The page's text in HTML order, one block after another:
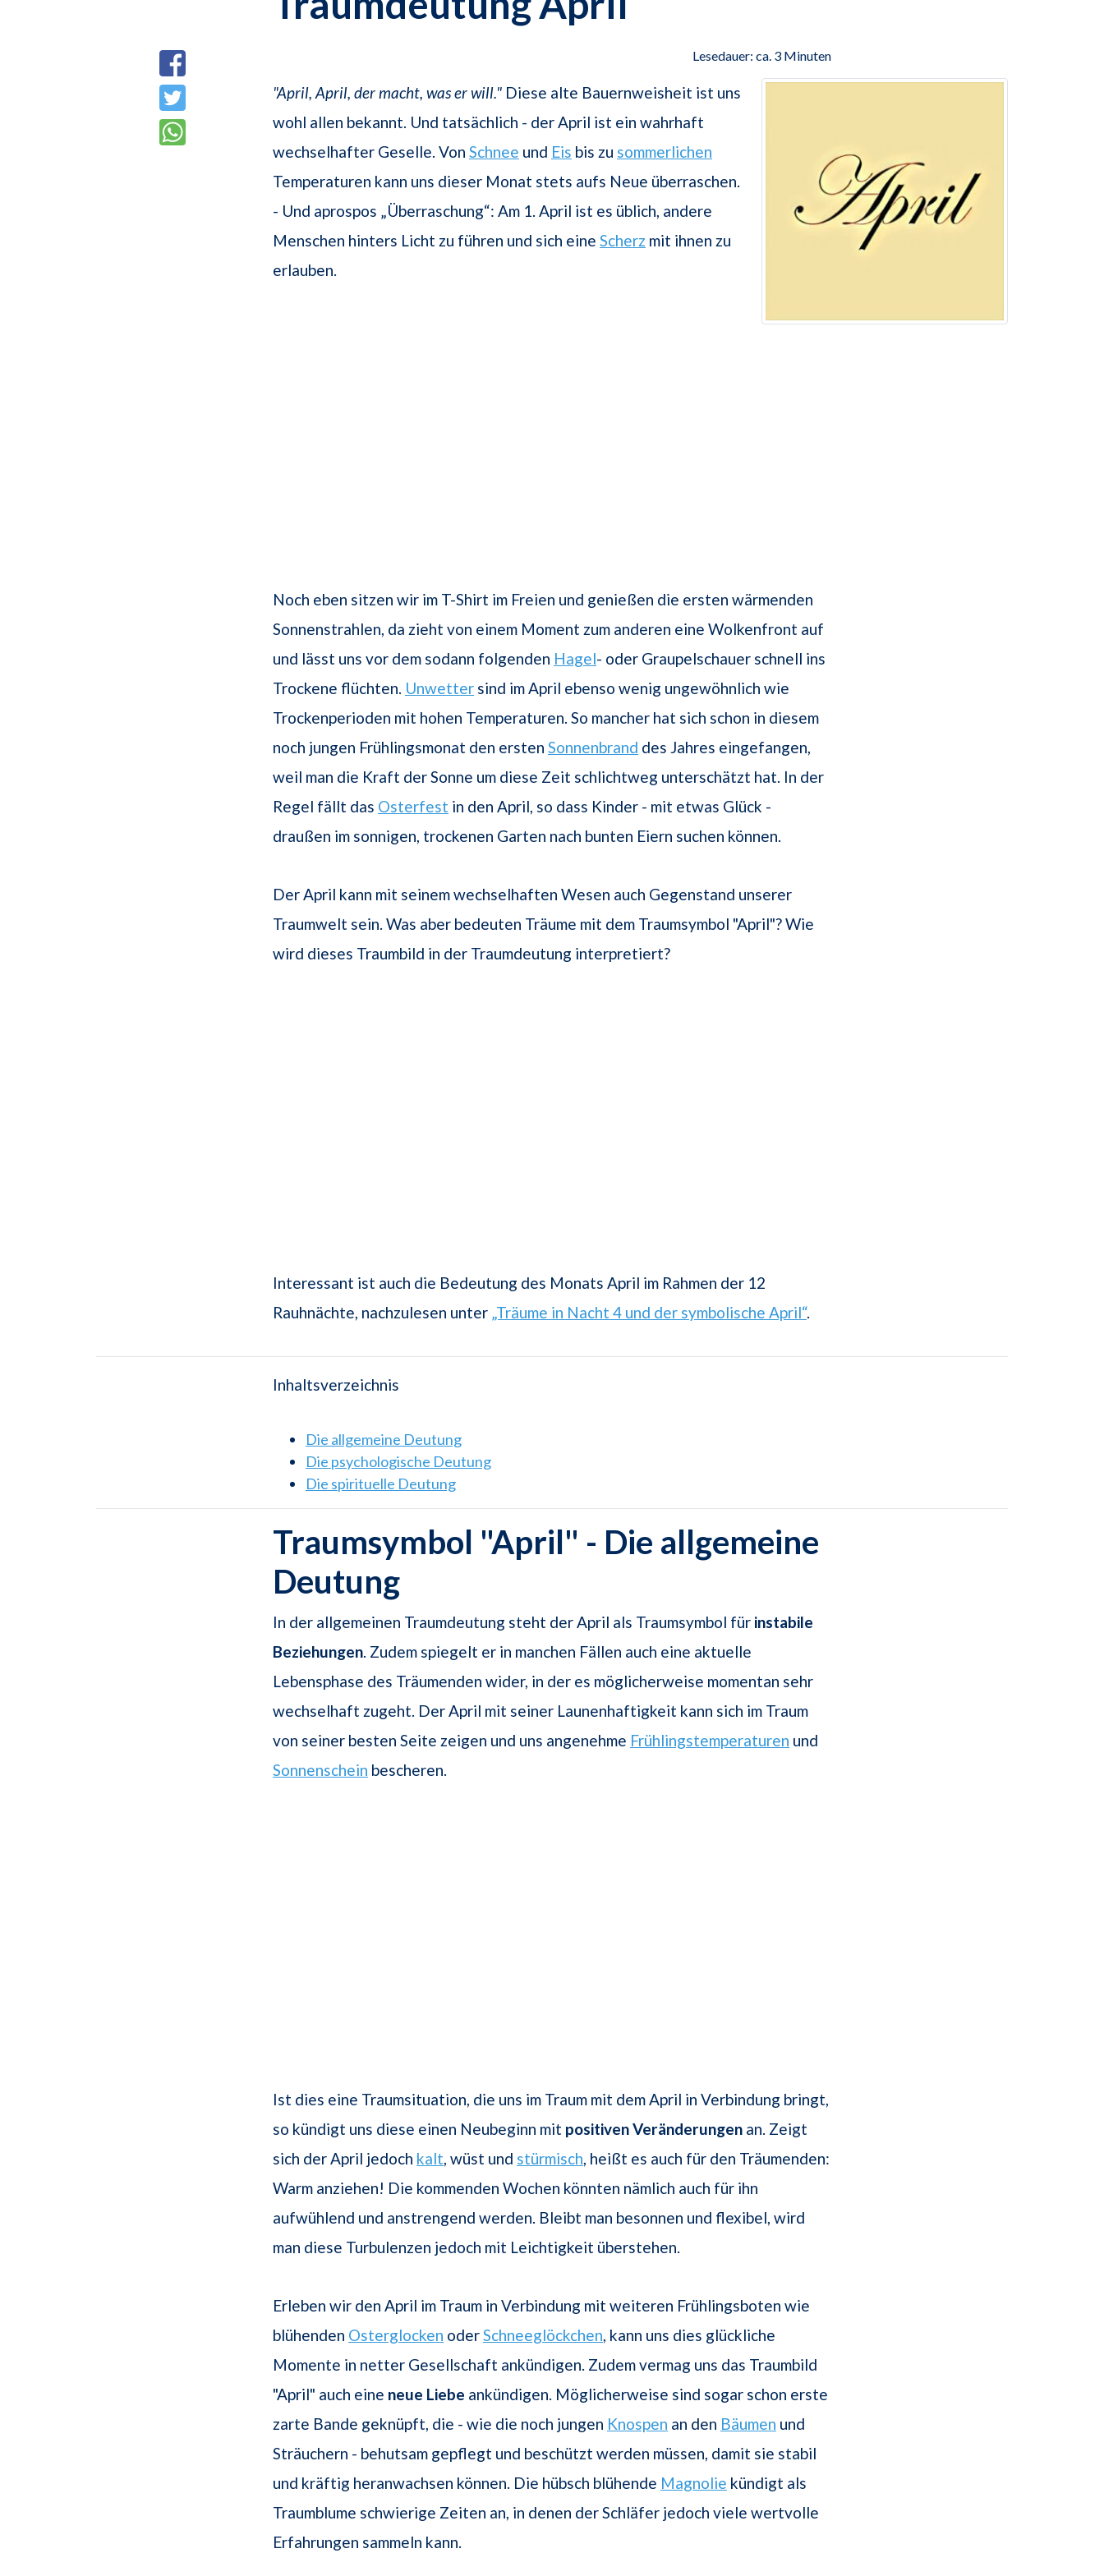
Lesedauer: ca. 3 Minuten
"April, April, der macht, was er will." Diese alte Bauernweisheit ist uns
wohl allen bekannt. Und tatsächlich - der April ist ein wahrhaft
wechselhafter Geselle. Von Schnee und Eis bis zu sommerlichen
Temperaturen kann uns dieser Monat stets aufs Neue überraschen.
- Und aprospos „Überraschung“: Am 1. April ist es üblich, andere
Menschen hinters Licht zu führen und sich eine Scherz mit ihnen zu
erlauben.
Noch eben sitzen wir im T-Shirt im Freien und genießen die ersten wärmenden
Sonnenstrahlen, da zieht von einem Moment zum anderen eine Wolkenfront auf
und lässt uns vor dem sodann folgenden Hagel- oder Graupelschauer schnell ins
Trockene flüchten. Unwetter sind im April ebenso wenig ungewöhnlich wie
Trockenperioden mit hohen Temperaturen. So mancher hat sich schon in diesem
noch jungen Frühlingsmonat den ersten Sonnenbrand des Jahres eingefangen,
weil man die Kraft der Sonne um diese Zeit schlichtweg unterschätzt hat. In der
Regel fällt das Osterfest in den April, so dass Kinder - mit etwas Glück -
draußen im sonnigen, trockenen Garten nach bunten Eiern suchen können.
Der April kann mit seinem wechselhaften Wesen auch Gegenstand unserer
Traumwelt sein. Was aber bedeuten Träume mit dem Traumsymbol "April"? Wie
wird dieses Traumbild in der Traumdeutung interpretiert?
Interessant ist auch die Bedeutung des Monats April im Rahmen der 12
Rauhnächte, nachzulesen unter „Träume in Nacht 4 und der symbolische April“.
Inhaltsverzeichnis
Die allgemeine Deutung
Die psychologische Deutung
Die spirituelle Deutung
Traumsymbol "April" - Die allgemeine
Deutung
In der allgemeinen Traumdeutung steht der April als Traumsymbol für instabile
Beziehungen. Zudem spiegelt er in manchen Fällen auch eine aktuelle
Lebensphase des Träumenden wider, in der es möglicherweise momentan sehr
wechselhaft zugeht. Der April mit seiner Launenhaftigkeit kann sich im Traum
von seiner besten Seite zeigen und uns angenehme Frühlingstemperaturen und
Sonnenschein bescheren.
Ist dies eine Traumsituation, die uns im Traum mit dem April in Verbindung bringt,
so kündigt uns diese einen Neubeginn mit positiven Veränderungen an. Zeigt
sich der April jedoch kalt, wüst und stürmisch, heißt es auch für den Träumenden:
Warm anziehen! Die kommenden Wochen könnten nämlich auch für ihn
aufwühlend und anstrengend werden. Bleibt man besonnen und flexibel, wird
man diese Turbulenzen jedoch mit Leichtigkeit überstehen.
Erleben wir den April im Traum in Verbindung mit weiteren Frühlingsboten wie
blühenden Osterglocken oderSchneeglöckchen, kann uns dies glückliche
Momente in netter Gesellschaft ankündigen. Zudem vermag uns das Traumbild
"April" auch eine neue Liebe ankündigen. Möglicherweise sind sogar schon erste
zarte Bande geknüpft, die - wie die noch jungen Knospen an den Bäumen und
Sträuchern - behutsam gepflegt und beschützt werden müssen, damit sie stabil
und kräftig heranwachsen können. Die hübsch blühende Magnolie kündigt als
Traumblume schwierige Zeiten an, in denen der Schläfer jedoch viele wertvolle
Erfahrungen sammeln kann.